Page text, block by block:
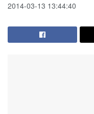
2014-03-13 13:44:40